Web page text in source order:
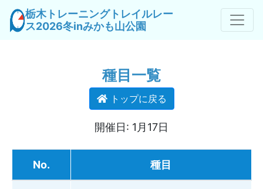
栃木トレーニングトレイルレー
ス2026冬inみかも山公園
種目一覧
トップに戻る
開催日: 1月17日
No. 種目